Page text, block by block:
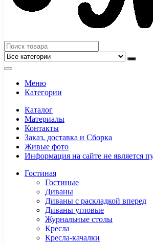
Меню
Категории
Каталог
Материалы
Контакты
Заказ, доставка и Сборка
Живые фото
Информация на сайте не является
Гостиная
Гостиные
Диваны
Диваны с раскладкой вперед
Диваны угловые
Журнальные столы
Кресла
Кресла-качалки